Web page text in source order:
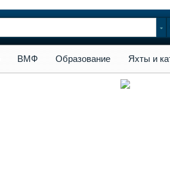
ВМФ Образование Яхты и